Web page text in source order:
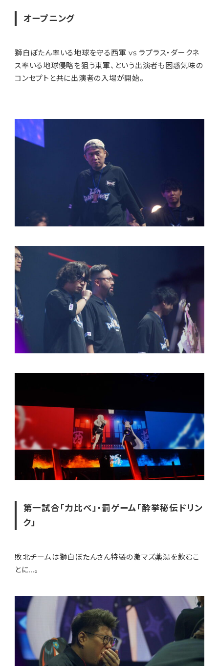
オープニング
獅白ぼたん率いる地球を守る西軍 vs ラプラス・ダークネ
ス率いる地球侵略を狙う東軍、という出演者も困惑気味の
コンセプトと共に出演者の入場が開始。
第一試合「力比べ」・罰ゲーム「酔挙秘伝ドリン
ク」
敗北チームは獅白ぼたんさん特製の激マズ薬湯を飲むこ
とに…。